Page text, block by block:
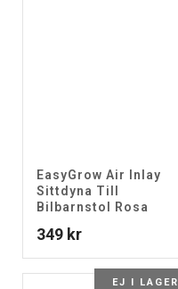
EasyGrow Air Inlay
Sittdyna Till
Bilbarnstol Rosa
349 kr
EJ I LAGER